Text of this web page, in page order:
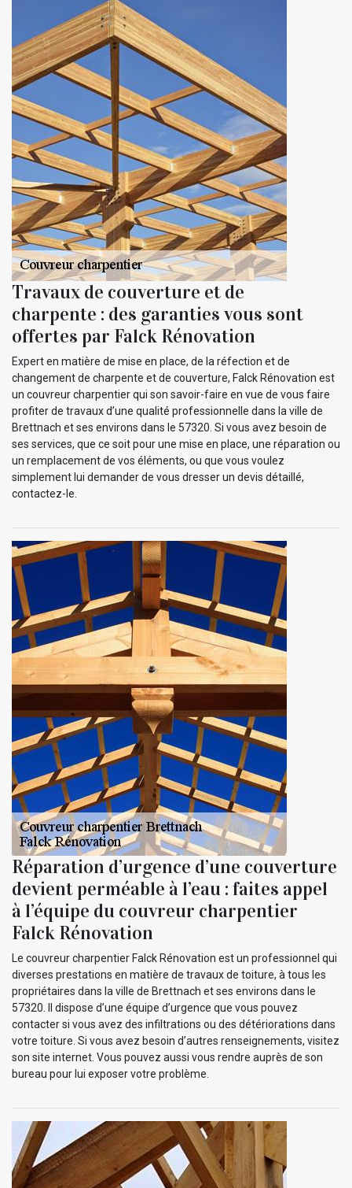
Travaux de couverture et de
charpente : des garanties vous sont
offertes par Falck Rénovation
Expert en matière de mise en place, de la réfection et de
changement de charpente et de couverture, Falck Rénovation est
un couvreur charpentier qui son savoir-faire en vue de vous faire
profiter de travaux d’une qualité professionnelle dans la ville de
Brettnach et ses environs dans le 57320. Si vous avez besoin de
ses services, que ce soit pour une mise en place, une réparation ou
un remplacement de vos éléments, ou que vous voulez
simplement lui demander de vous dresser un devis détaillé,
contactez-le.
Réparation d’urgence d’une couverture
devient perméable à l’eau : faites appel
à l’équipe du couvreur charpentier
Falck Rénovation
Le couvreur charpentier Falck Rénovation est un professionnel qui
diverses prestations en matière de travaux de toiture, à tous les
propriétaires dans la ville de Brettnach et ses environs dans le
57320. Il dispose d’une équipe d’urgence que vous pouvez
contacter si vous avez des infiltrations ou des détériorations dans
votre toiture. Si vous avez besoin d’autres renseignements, visitez
son site internet. Vous pouvez aussi vous rendre auprès de son
bureau pour lui exposer votre problème.